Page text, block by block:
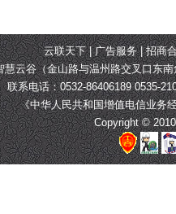
云联天下 | 广告服务 | 招商
慧云谷（金山路与温州路交叉口东
联系电话：0532-86406189 0535-
《中华人民共和国增值电信业务
Copyright ©